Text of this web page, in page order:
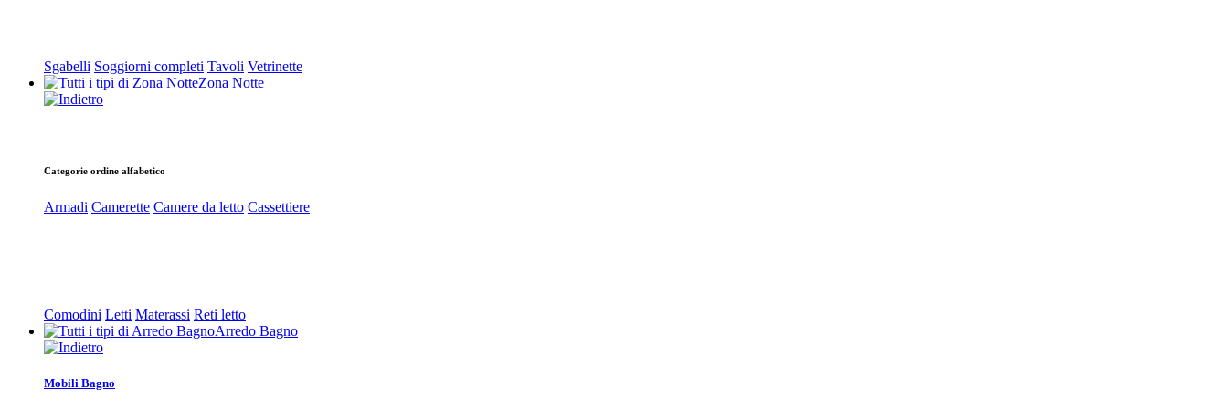
Sgabelli Soggiorni completi Tavoli Vetrinette
Zona Notte
Categorie ordine alfabetico
Armadi Camerette Camere da letto Cassettiere
Comodini Letti Materassi Reti letto
Arredo Bagno
Mobili Bagno